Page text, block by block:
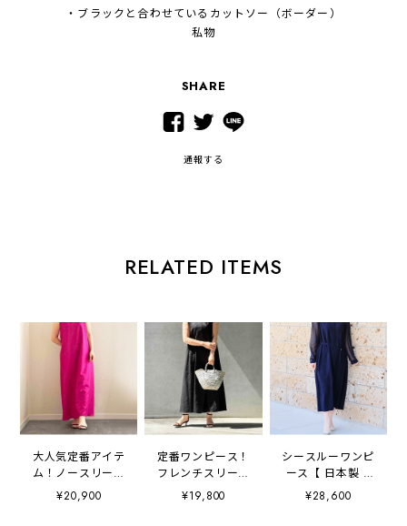
・ブラックと合わせているカットソー（ボーダー）
私物
SHARE
通報する
RELATED ITEMS
大人気定番アイテ
ム！ノースリーブ
ワンピース【日本
¥20,900
定番ワンピース！
フレンチスリーブ
ワンピース【日本
¥19,800
シースルーワンピ
ース【 日本製 /
手洗い可】
¥28,600